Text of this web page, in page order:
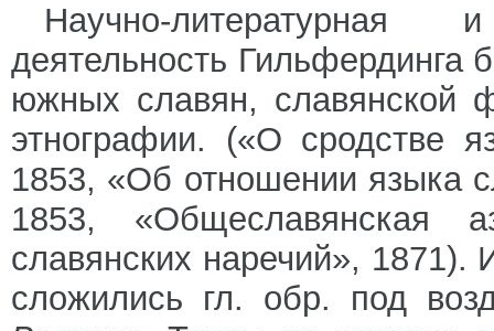
Научно-литературная и
деятельность Гильфердинга
южных славян, славянской
этнографии. («О сродстве
1853, «Об отношении языка
1853, «Общеславянская
славянских наречий», 1871).
сложились гл. обр. под